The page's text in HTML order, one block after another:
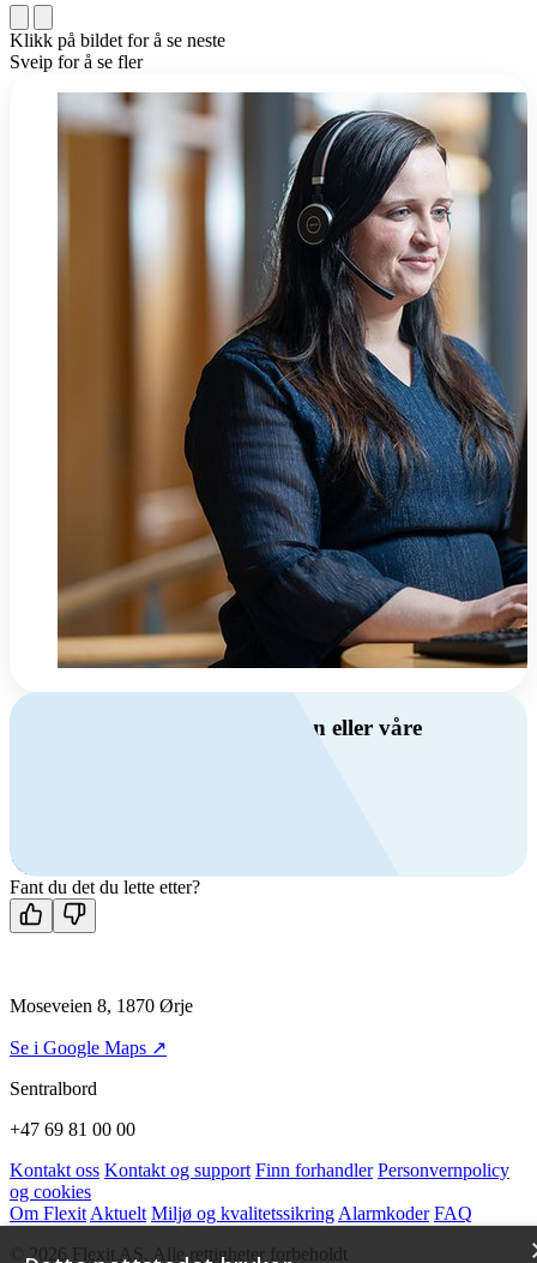
Klikk på bildet for å se neste
Sveip for å se fler
Har du spørsmål om ventilasjon eller våre
Kontakt oss
Fant du det du lette etter?
Moseveien 8, 1870 Ørje
Se i Google Maps ↗
Sentralbord
+47 69 81 00 00
Kontakt oss Kontakt og support Finn forhandler Personvernpolicy
og cookies
Om Flexit Aktuelt Miljø og kvalitetssikring Alarmkoder FAQ
© 2026 Flexit AS. Alle rettigheter forbeholdt